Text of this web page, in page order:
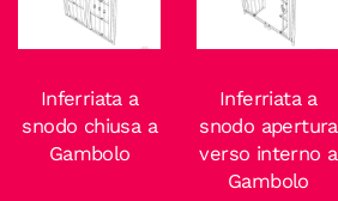
Inferriata a
snodo chiusa a
Gambolo
Inferriata a
snodo apertura
verso interno a
Gambolo